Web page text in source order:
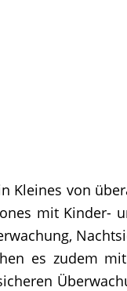
Kleines von
mit Kinder-
es zudem